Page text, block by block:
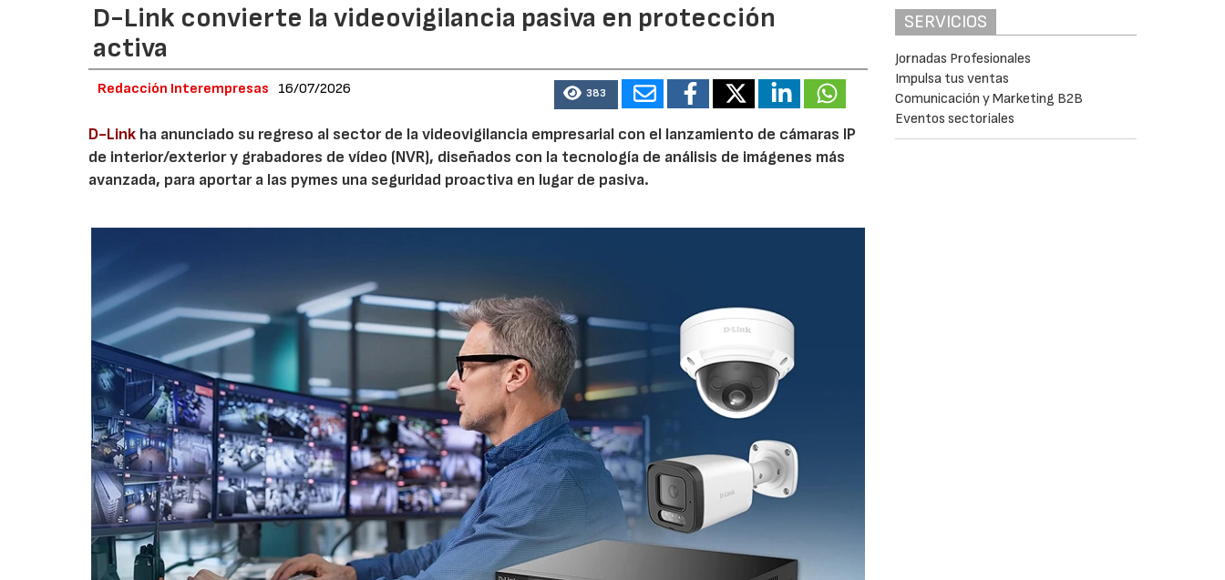
D-Link convierte la videovigilancia pasiva en protección
activa
Redacción Interempresas 16/07/2026 383
D-Link ha anunciado su regreso al sector de la videovigilancia empresarial con el lanzamiento de cámaras IP
de interior/exterior y grabadores de vídeo (NVR), diseñados con la tecnología de análisis de imágenes más
avanzada, para aportar a las pymes una seguridad proactiva en lugar de pasiva.
SERVICIOS
Jornadas Profesionales
Impulsa tus ventas
Comunicación y Marketing B2B
Eventos sectoriales